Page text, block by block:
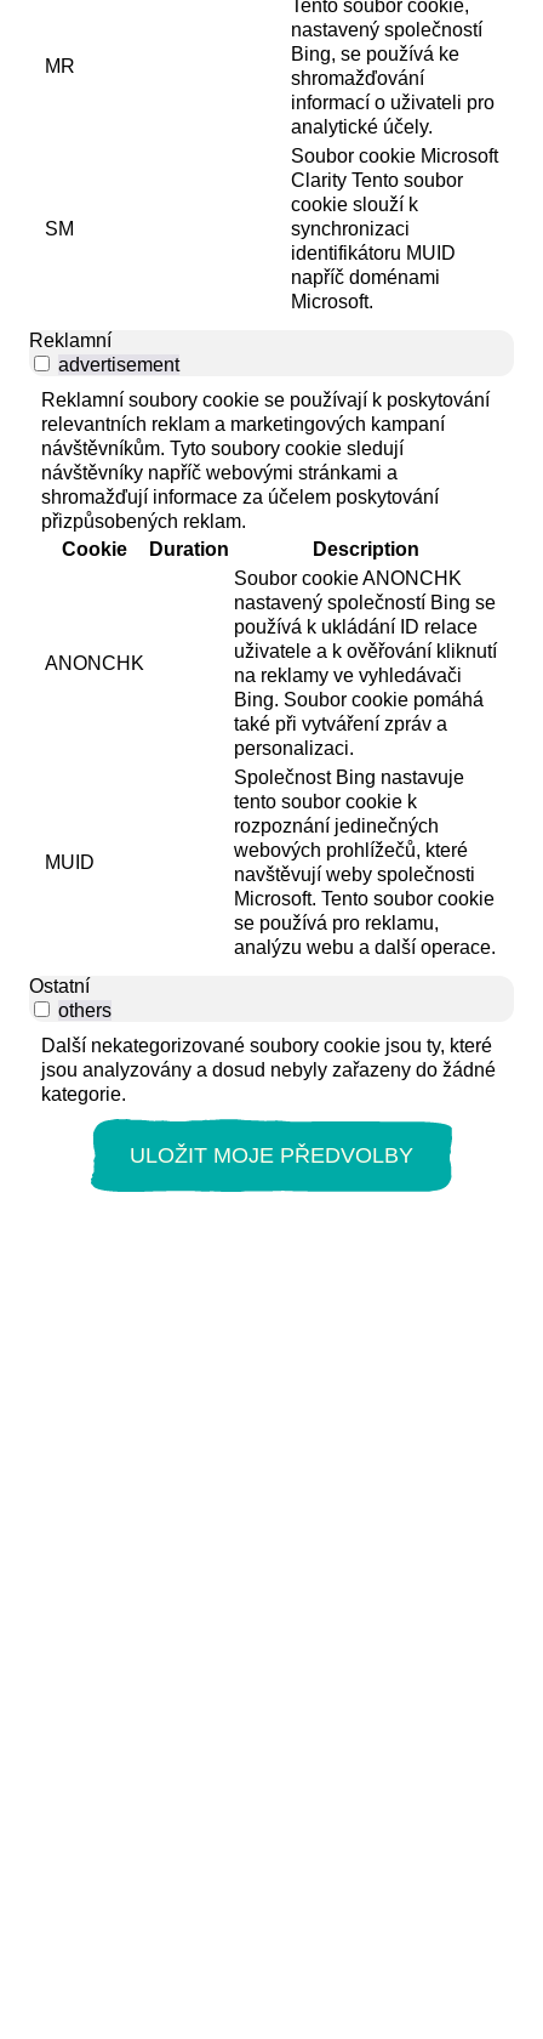
MR
Tento soubor cookie,
nastavený společností
Bing, se používá ke
shromažďování
informací o uživateli pro
analytické účely.
SM
Soubor cookie Microsoft
Clarity Tento soubor
cookie slouží k
synchronizaci
identifikátoru MUID
napříč doménami
Microsoft.
Reklamní
advertisement
Reklamní soubory cookie se používají k poskytování
relevantních reklam a marketingových kampaní
návštěvníkům. Tyto soubory cookie sledují
návštěvníky napříč webovými stránkami a
shromažďují informace za účelem poskytování
přizpůsobených reklam.
Cookie
Duration Description
ANONCHK
Soubor cookie ANONCHK
nastavený společností Bing se
používá k ukládání ID relace
uživatele a k ověřování kliknutí
na reklamy ve vyhledávači
Bing. Soubor cookie pomáhá
také při vytváření zpráv a
personalizaci.
MUID
Společnost Bing nastavuje
tento soubor cookie k
rozpoznání jedinečných
webových prohlížečů, které
navštěvují weby společnosti
Microsoft. Tento soubor cookie
se používá pro reklamu,
analýzu webu a další operace.
Ostatní
others
Další nekategorizované soubory cookie jsou ty, které
jsou analyzovány a dosud nebyly zařazeny do žádné
kategorie.
ULOŽIT MOJE PŘEDVOLBY